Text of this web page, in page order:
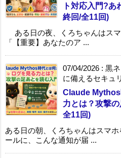
ト対応入門?あ
終回/全11回)
ある日の夜、くろちゃんはスマ
「【重要】あなたのア ...
07/04/2026 : 黒
に備えるセキュ
Claude Mythos
力とは？攻撃
全11回)
ある日の朝、くろちゃんはスマ
ールに、こんな通知が届 ...